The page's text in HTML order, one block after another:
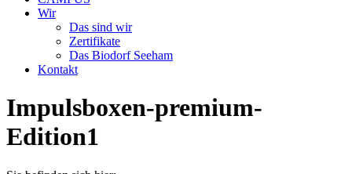
Wir
Das sind wir
Zertifikate
Das Biodorf Seeham
Kontakt
Impulsboxen-premium-
Edition1